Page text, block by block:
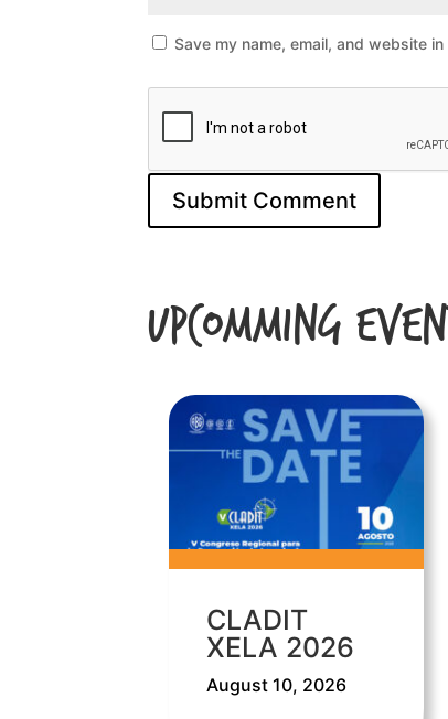
Save my name, email, and website
Upcomming
CLADIT
XELA 2026
August 10, 2026